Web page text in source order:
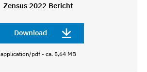
Zensus 2022 Bericht
Download
application/pdf - ca. 5,64 MB